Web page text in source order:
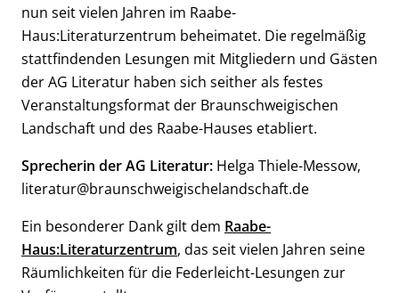
nun seit vielen Jahren im Raabe-
Haus:Literaturzentrum beheimatet. Die regelmäßig
stattfindenden Lesungen mit Mitgliedern und Gästen
der AG Literatur haben sich seither als festes
Veranstaltungsformat der Braunschweigischen
Landschaft und des Raabe-Hauses etabliert.
Sprecherin der AG Literatur: Helga Thiele-Messow,
literatur@braunschweigischelandschaft.de
Ein besonderer Dank gilt dem Raabe-
Haus:Literaturzentrum, das seit vielen Jahren seine
Räumlichkeiten für die Federleicht-Lesungen zur